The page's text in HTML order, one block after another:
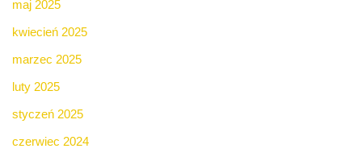
maj 2025
kwiecień 2025
marzec 2025
luty 2025
styczeń 2025
czerwiec 2024